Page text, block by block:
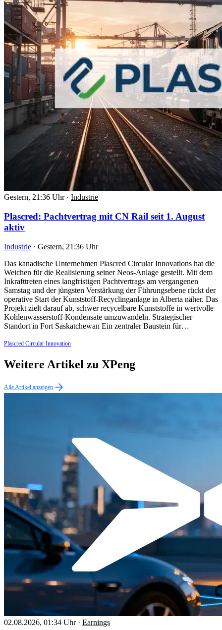
Gestern, 21:36 Uhr · Industrie
Plascred: Pachtvertrag mit CN Rail seit 1. August
aktiv
Industrie · Gestern, 21:36 Uhr
Das kanadische Unternehmen Plascred Circular Innovations hat die
Weichen für die Realisierung seiner Neos-Anlage gestellt. Mit dem
Inkrafttreten eines langfristigen Pachtvertrags am vergangenen
Samstag und der jüngsten Verstärkung der Führungsebene rückt der
operative Start der Kunststoff-Recyclinganlage in Alberta näher. Das
Projekt zielt darauf ab, schwer recycelbare Kunststoffe in wertvolle
Kohlenwasserstoff-Kondensate umzuwandeln. Strategischer
Standort in Fort Saskatchewan Ein zentraler Baustein für…
Plascred Circular Innovation
Weitere Artikel zu XPeng
Alle Artikel anzeigen
02.08.2026, 01:34 Uhr · Earnings